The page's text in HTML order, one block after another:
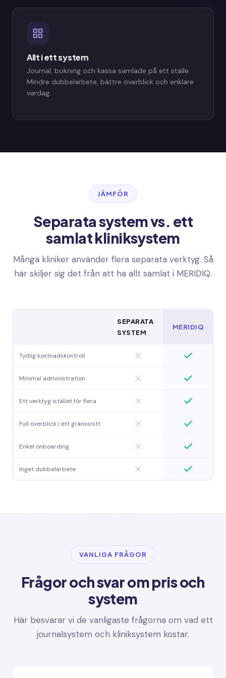
Allt i ett system
Journal, bokning och kassa samlade på ett ställe.
Mindre dubbelarbete, bättre överblick och enklare
vardag.
JÄMFÖR
Separata system vs. ett
samlat kliniksystem
Många kliniker använder flera separata verktyg. Så
här skiljer sig det från att ha allt samlat i MERIDIQ.
SEPARATA
SYSTEM
MERIDIQ
Tydlig kostnadskontroll
Minimal administration
Ett verktyg istället för flera
Full överblick i ett gränssnitt
Enkel onboarding
Inget dubbelarbete
VANLIGA FRÅGOR
Frågor och svar om pris och
system
Här besvarar vi de vanligaste frågorna om vad ett
journalsystem och kliniksystem kostar.